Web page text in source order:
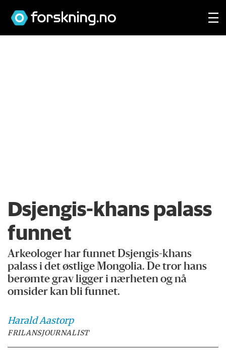
Dsjengis-khans palass
funnet
Arkeologer har funnet Dsjengis-khans
palass i det østlige Mongolia. De tror hans
berømte grav ligger i nærheten og nå
omsider kan bli funnet.
HaraldAastorp
FRILANSJOURNALIST